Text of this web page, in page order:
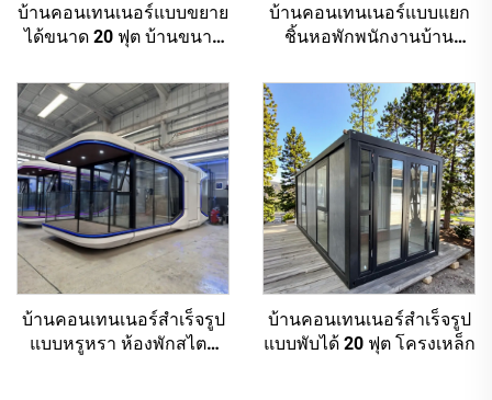
บ้านคอนเทนเนอร์แบบขยาย
ได้ขนาด 20 ฟุต บ้านขนาด
ห้องนอน 4 ห้องนอน
บ้านคอนเทนเนอร์แบบแยก
ชิ้นหอพักพนักงานบ้าน
บ้านคอนเทนเนอร์สำเร็จรูป
แบบหรูหรา ห้องพักสไตล์
บ้านคอนเทนเนอร์สำเร็จรูป
แบบพับได้ 20 ฟุต โครงเหล็ก